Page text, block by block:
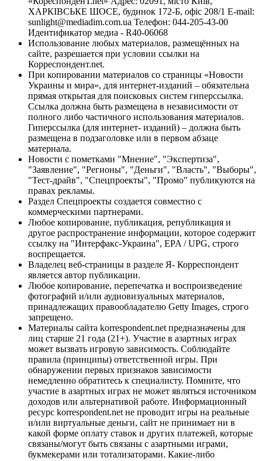
ХАРКІВСЬКЕ ШОСЕ, будинок 172-Б, офіс 208/1 E-mail:
sunlight@mediadim.com.ua Телефон: 044-205-43-00
Идентификатор медиа - R40-06068
Использование любых материалов, размещённых на
сайте, разрешается при условии ссылки на
Корреспондент.net.
При копировании материалов со страницы «Новости
Украины и мира», для интернет-изданий – обязательна
прямая открытая для поисковых систем гиперссылка.
Ссылка должна быть размещена в независимости от
полного либо частичного использования материалов.
Гиперссылка (для интернет- изданий) – должна быть
размещена в подзаголовке или в первом абзаце
материала.
Новости с пометками "Мнение", "Экспертиза",
"Заявление", "Регионы", "Деньги", "Власть", "Выборы",
"Тест-драйв", "Спецпроекты", "Промо" публикуются на
правах рекламы.
Раздел Спецпроекты создается совместно с
коммерческими партнерами.
Любое копирование, публикация, републикация и
другое распространение информации, которое содержит
ссылку на "Интерфакс-Украина", EPA / UPG, строго
воспрещается.
Владелец веб-страницы в разделе Я- Корреспондент
является автор публикации.
Любое копирование, перепечатка и воспроизведение
фотографий и/или аудиовизуальных материалов,
принадлежащих правообладателю Getty Images, строго
запрещено.
Материалы сайта korrespondent.net предназначены для
лиц старше 21 года (21+). Участие в азартных играх
может вызвать игровую зависимость. Соблюдайте
правила (принципы) ответственной игры. При
обнаружении первых признаков зависимости
немедленно обратитесь к специалисту. Помните, что
участие в азартных играх не может являться источником
доходов или альтернативой работе. Информационный
ресурс korrespondent.net не проводит игры на реальные
и/или виртуальные деньги, сайт не принимает ни в
какой форме оплату ставок и других платежей, которые
связаны/могут быть связаны с азартными играми,
букмекерами или тотализаторами. Какие-либо